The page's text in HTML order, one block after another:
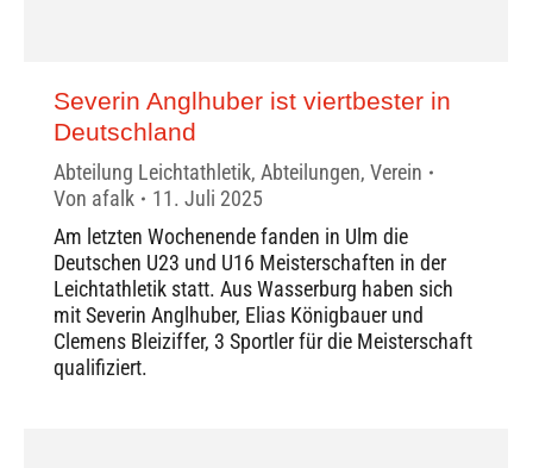
Severin Anglhuber ist viertbester in
Deutschland
Abteilung Leichtathletik, Abteilungen, Verein
Von afalk
11. Juli 2025
Am letzten Wochenende fanden in Ulm die
Deutschen U23 und U16 Meisterschaften in der
Leichtathletik statt. Aus Wasserburg haben sich
mit Severin Anglhuber, Elias Königbauer und
Clemens Bleiziffer, 3 Sportler für die Meisterschaft
qualifiziert.